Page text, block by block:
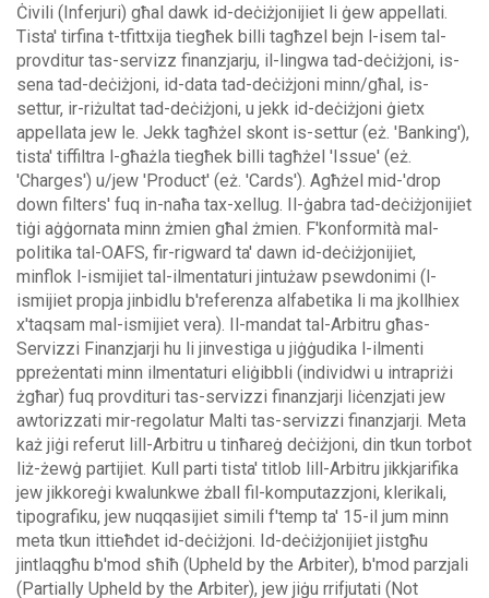
Ċivili (Inferjuri) għal dawk id-deċiżjonijiet li ġew appellati.
Tista' tirfina t-tfittxija tiegħek billi tagħzel bejn l-isem tal-
provditur tas-servizz finanzjarju, il-lingwa tad-deċiżjoni, is-
sena tad-deċiżjoni, id-data tad-deċiżjoni minn/għal, is-
settur, ir-riżultat tad-deċiżjoni, u jekk id-deċiżjoni ġietx
appellata jew le. Jekk tagħżel skont is-settur (eż. 'Banking'),
tista' tiffiltra l-għażla tiegħek billi tagħżel 'Issue' (eż.
'Charges') u/jew 'Product' (eż. 'Cards'). Agħżel mid-'drop
down filters' fuq in-naħa tax-xellug. Il-ġabra tad-deċiżjonijiet
tiġi aġġornata minn żmien għal żmien. F'konformità mal-
politika tal-OAFS, fir-rigward ta' dawn id-deċiżjonijiet,
minflok l-ismijiet tal-ilmentaturi jintużaw psewdonimi (l-
ismijiet propja jinbidlu b'referenza alfabetika li ma jkollhiex
x'taqsam mal-ismijiet vera). Il-mandat tal-Arbitru għas-
Servizzi Finanzjarji hu li jinvestiga u jiġġudika l-ilmenti
ppreżentati minn ilmentaturi eliġibbli (individwi u intrapriżi
żgħar) fuq provdituri tas-servizzi finanzjarji liċenzjati jew
awtorizzati mir-regolatur Malti tas-servizzi finanzjarji. Meta
każ jiġi referut lill-Arbitru u tinħareġ deċiżjoni, din tkun torbot
liż-żewġ partijiet. Kull parti tista' titlob lill-Arbitru jikkjarifika
jew jikkoreġi kwalunkwe żball fil-komputazzjoni, klerikali,
tipografiku, jew nuqqasijiet simili f'temp ta' 15-il jum minn
meta tkun ittieħdet id-deċiżjoni. Id-deċiżjonijiet jistgħu
jintlaqgħu b'mod sħiħ (Upheld by the Arbiter), b'mod parzjali
(Partially Upheld by the Arbiter), jew jiġu rrifjutati (Not